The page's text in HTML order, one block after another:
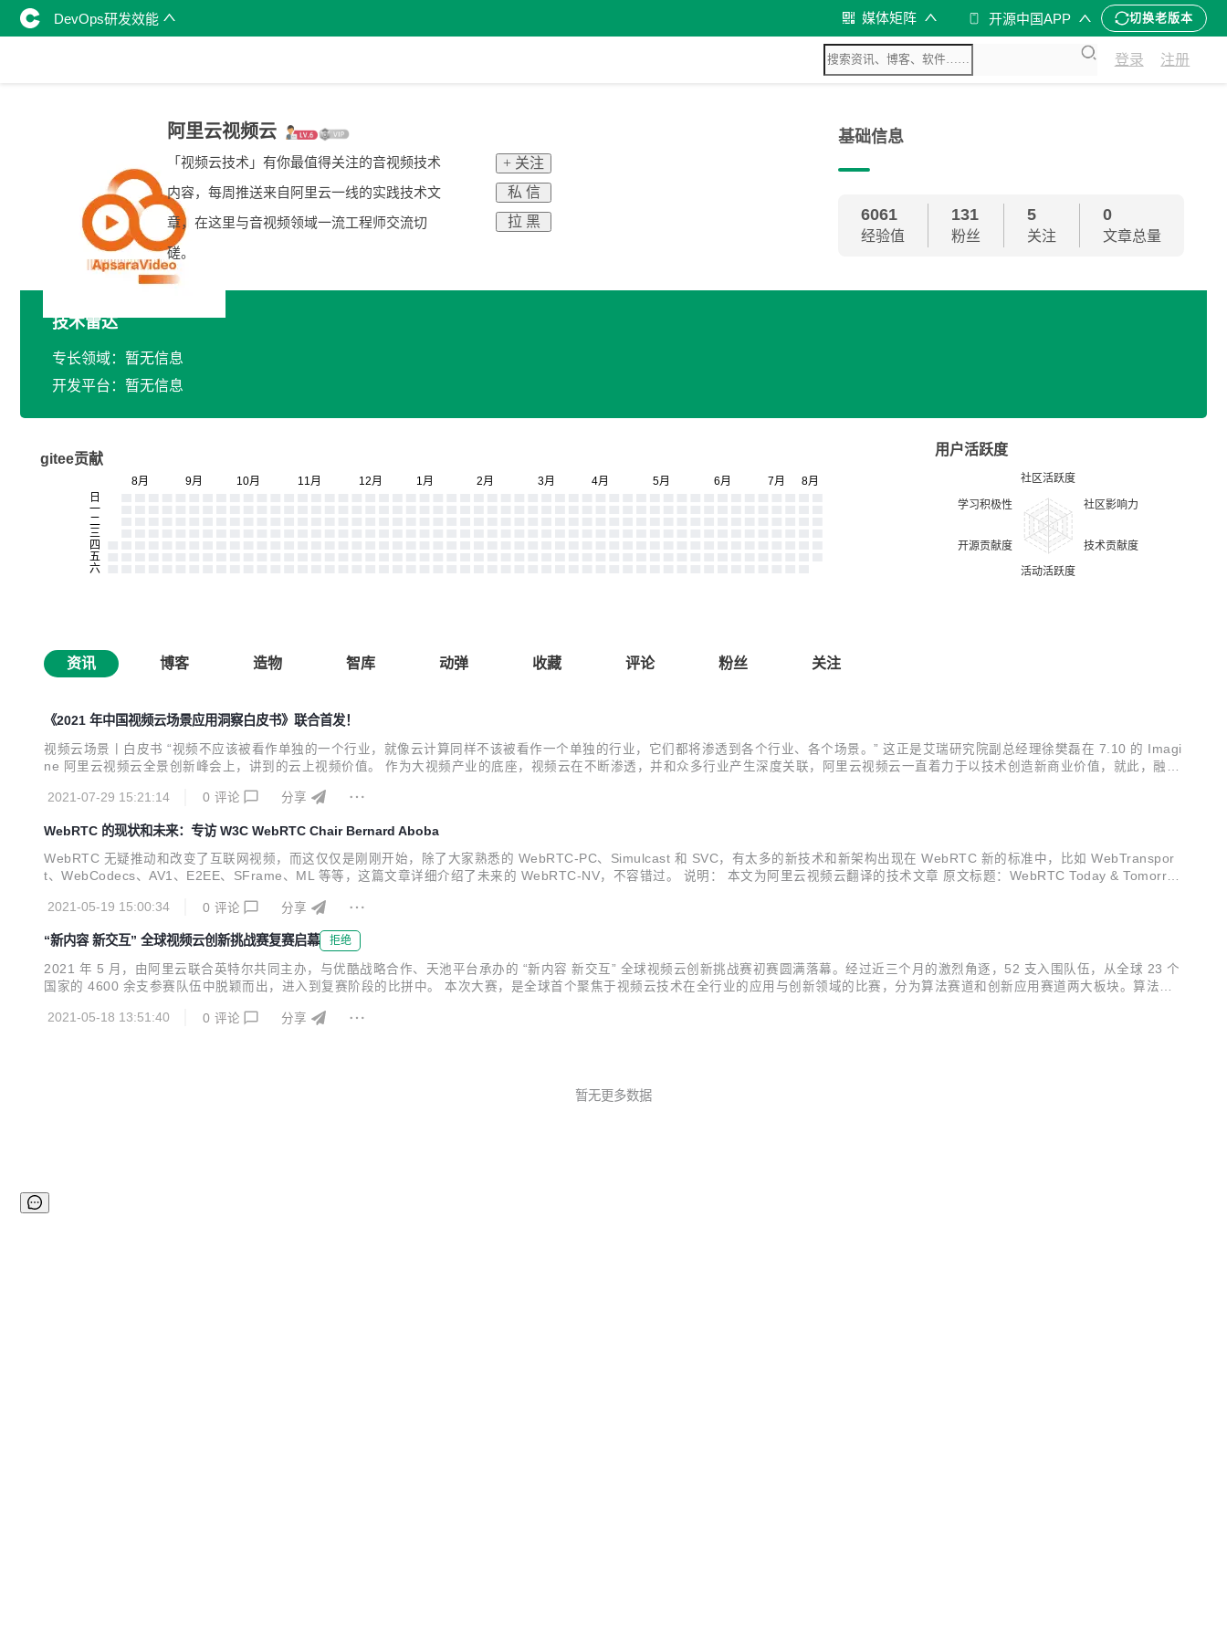
DevOps研发效能 媒体矩阵 开源中国APP 切换老版本
登录 注册
阿里云视频云
「视频云技术」有你最值得关注的音视频技术
内容，每周推送来自阿里云一线的实践技术文
章，在这里与音视频领域一流工程师交流切
磋。
+ 关注
私 信
拉 黑
基础信息
6061
经验值
131
粉丝
5
关注
0
文章总量
技术雷达
专长领域：暂无信息
开发平台：暂无信息
gitee贡献
用户活跃度
资讯 博客 造物 智库 动弹 收藏 评论 粉丝 关注
《2021 年中国视频云场景应用洞察白皮书》联合首发！
视频云场景丨白皮书 “视频不应该被看作单独的一个行业，就像云计算同样不该被看作一个单独的行业，它们都将渗透到各个行业、各个场景。” 这正是艾瑞研究院副总经理徐樊磊在 7.10 的 Imagi
ne 阿里云视频云全景创新峰会上，讲到的云上视频价值。 作为大视频产业的底座，视频云在不断渗透，并和众多行业产生深度关联，阿里云视频云一直着力于以技术创造新商业价值，就此，融合
技术的关键环节，判断未来的发展趋向，而更核心的是，聚焦 ...
2021-07-29 15:21:14 0 评论 分享
WebRTC 的现状和未来：专访 W3C WebRTC Chair Bernard Aboba
WebRTC 无疑推动和改变了互联网视频，而这仅仅是刚刚开始，除了大家熟悉的 WebRTC-PC、Simulcast 和 SVC，有太多的新技术和新架构出现在 WebRTC 新的标准中，比如 WebTranspor
t、WebCodecs、AV1、E2EE、SFrame、ML 等等，这篇文章详细介绍了未来的 WebRTC-NV，不容错过。 说明： 本文为阿里云视频云翻译的技术文章 原文标题：WebRTC Today & Tomorro
2021-05-19 15:00:34
0 评论 分享
“新内容 新交互” 全球视频云创新挑战赛复赛启幕 拒绝
2021 年 5 月，由阿里云联合英特尔共同主办，与优酷战略合作、天池平台承办的 “新内容 新交互” 全球视频云创新挑战赛初赛圆满落幕。经过近三个月的激烈角逐，52 支入围队伍，从全球 23 个
国家的 4600 余支参赛队伍中脱颖而出，进入到复赛阶段的比拼中。 本次大赛，是全球首个聚焦于视频云技术在全行业的应用与创新领域的比赛，分为算法赛道和创新应用赛道两大板块。算法赛
场景。 业界大咖倾力加盟，视频云驱动下一代技术浪潮...
2021-05-18 13:51:40 0 评论 分享
暂无更多数据